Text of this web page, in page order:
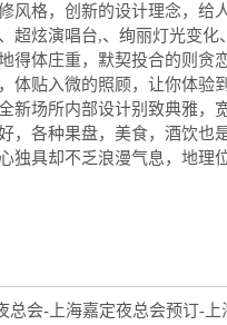
风格，创新的设计理念，给
超炫演唱台,、绚丽灯光变化
得体庄重，默契投合的则贪
体贴入微的照顾，让你体验
新场所内部设计别致典雅，
，各种果盘，美食，酒饮也
独具却不乏浪漫气息，地理
总会-上海嘉定夜总会预订-